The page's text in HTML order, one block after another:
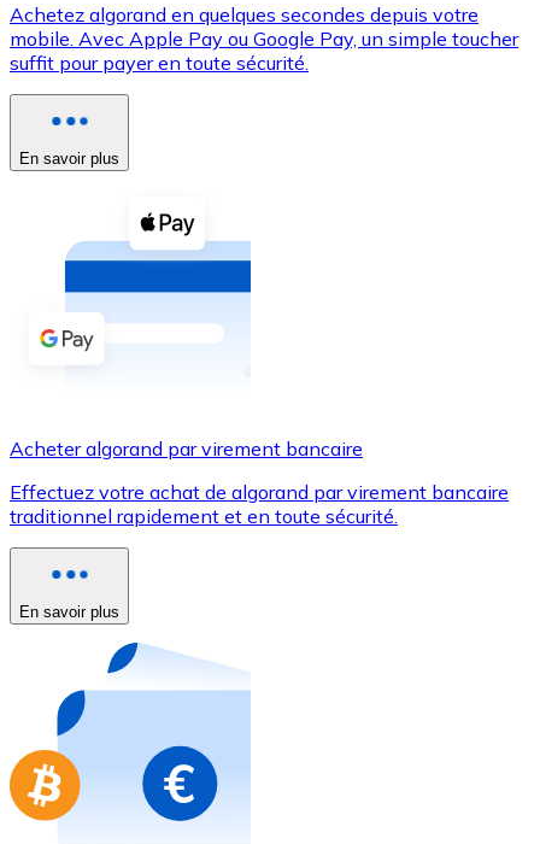
XRP
XRP
Voir toutes
Coupons crypto
Achetez des cryptomonnaies en espèces et d'autres
Acheter avec espèces
Virement SEPA
Utilisez les cartes Visa et Mastercard pour acheter
Acheter avec carte
Nouveau
Achetez des cartes-cadeaux de vos marques
Aller à la boutique de cartes-cadeaux
Achetez algorand en quelques secondes depuis votre
mobile. Avec Apple Pay ou Google Pay, un simple toucher
suffit pour payer en toute sécurité.
En savoir plus
Acheter algorand par virement bancaire
Effectuez votre achat de algorand par virement bancaire
traditionnel rapidement et en toute sécurité.
En savoir plus